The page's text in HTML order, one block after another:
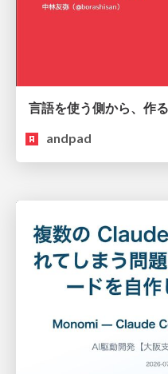
andpad